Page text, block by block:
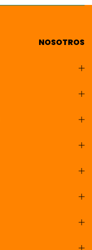
NOSOTROS